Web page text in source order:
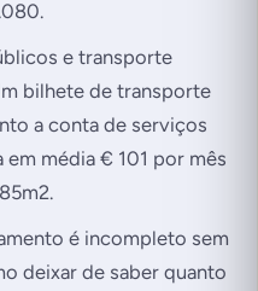
e transporte
bilhete de transporte
a conta de serviços
média € 101 por mês
é incompleto sem
deixar de saber quanto